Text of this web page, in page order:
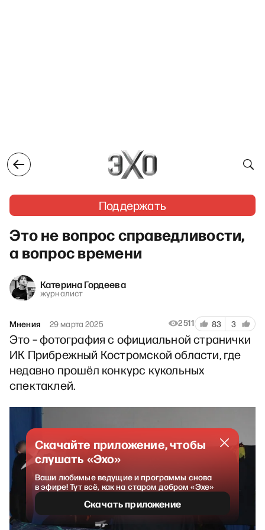
Поддержать
Это не вопрос справедливости,
а вопрос времени
Катерина Гордеева
журналист
Мнения 29 марта 2025 2511 83 3
Это – фотография с официальной странички
ИК Прибрежный Костромской области, где
недавно прошёл конкурс кукольных
спектаклей.
Скачайте приложение, чтобы
слушать «Эхо»
Ваши любимые ведущие и программы снова
в эфире! Тут всё, как на старом добром «Эхе»
Скачать приложение